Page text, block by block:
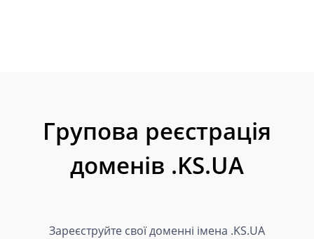
Групова реєстрація
доменів .KS.UA
Зареєструйте свої доменні імена .KS.UA